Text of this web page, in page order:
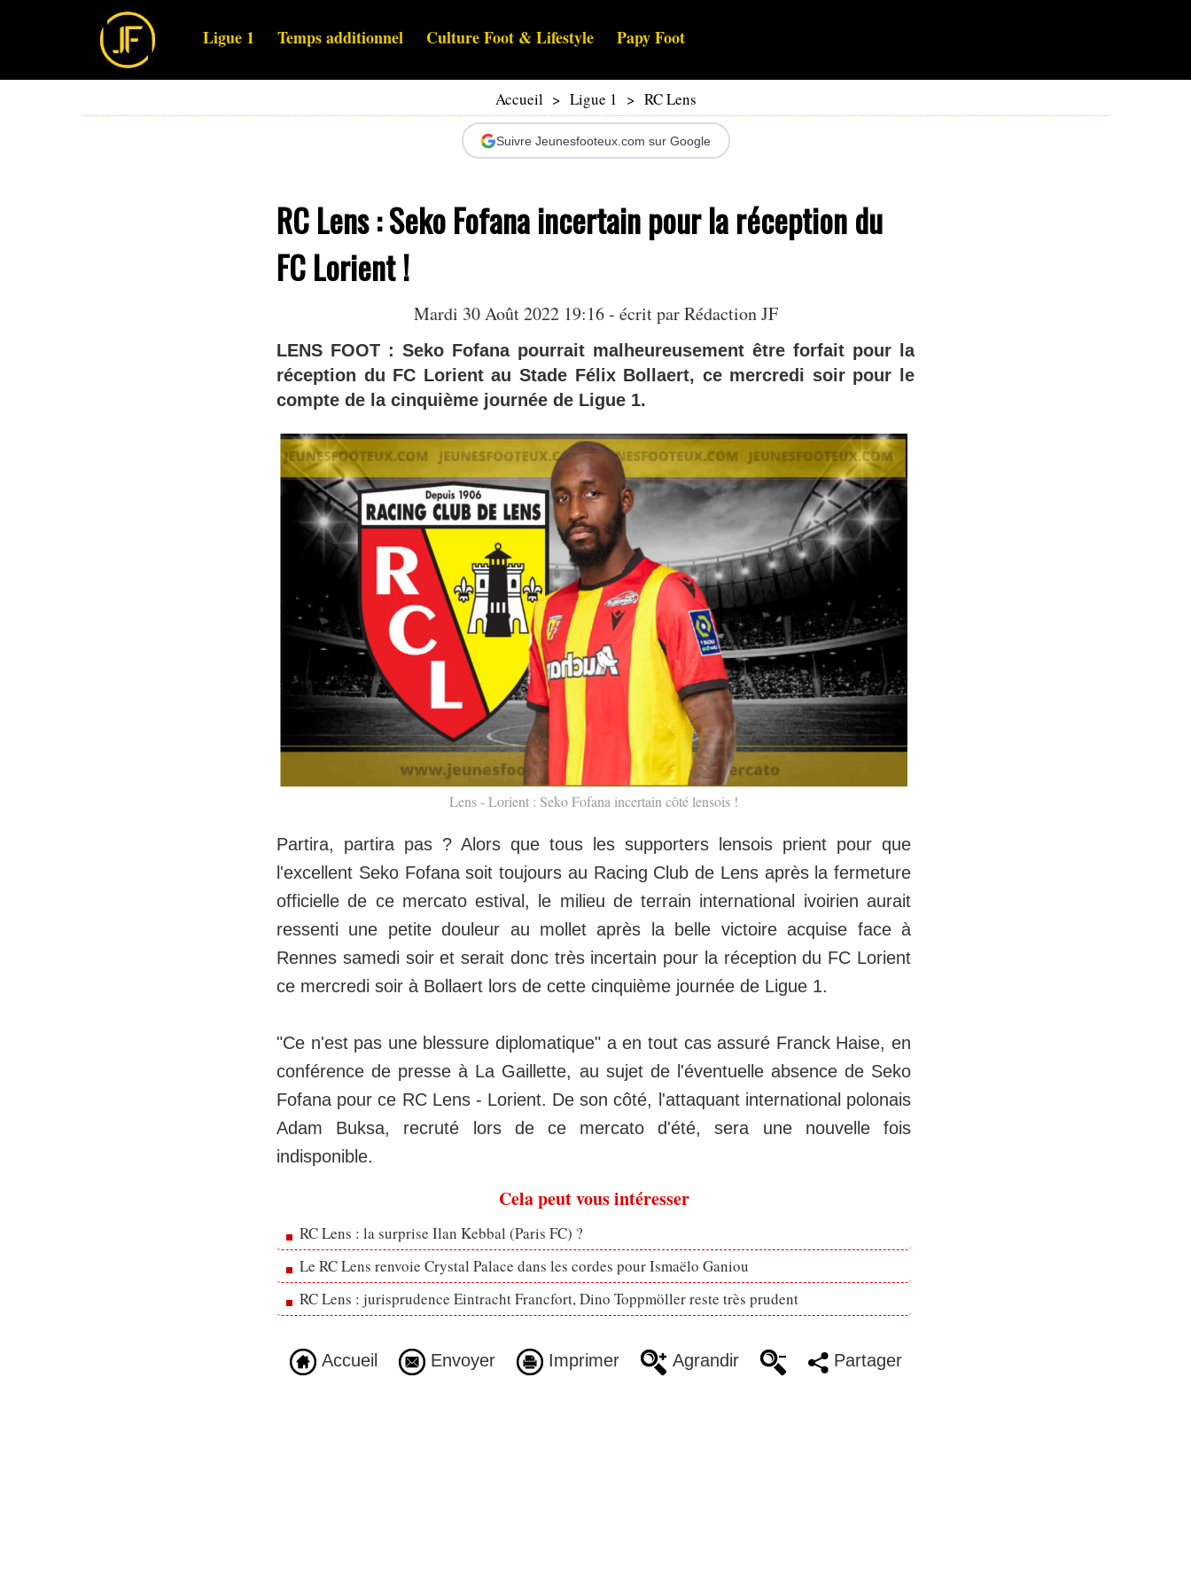
Ligue 1 Temps additionnel Culture Foot & Lifestyle Papy Foot
Accueil > Ligue 1 > RC Lens
Suivre Jeunesfooteux.com sur Google
RC Lens : Seko Fofana incertain pour la réception du
FC Lorient !
Mardi 30 Août 2022 19:16 - écrit par Rédaction JF
LENS FOOT : Seko Fofana pourrait malheureusement être forfait pour la
réception du FC Lorient au Stade Félix Bollaert, ce mercredi soir pour le
compte de la cinquième journée de Ligue 1.
Lens - Lorient : Seko Fofana incertain côté lensois !
Partira, partira pas ? Alors que tous les supporters lensois prient pour que
l'excellent Seko Fofana soit toujours au Racing Club de Lens après la fermeture
officielle de ce mercato estival, le milieu de terrain international ivoirien aurait
ressenti une petite douleur au mollet après la belle victoire acquise face à
Rennes samedi soir et serait donc très incertain pour la réception du FC Lorient
ce mercredi soir à Bollaert lors de cette cinquième journée de Ligue 1.
"Ce n'est pas une blessure diplomatique" a en tout cas assuré Franck Haise, en
conférence de presse à La Gaillette, au sujet de l'éventuelle absence de Seko
Fofana pour ce RC Lens - Lorient. De son côté, l'attaquant international polonais
Adam Buksa, recruté lors de ce mercato d'été, sera une nouvelle fois
indisponible.
Cela peut vous intéresser
RC Lens : la surprise Ilan Kebbal (Paris FC) ?
Le RC Lens renvoie Crystal Palace dans les cordes pour Ismaëlo Ganiou
RC Lens : jurisprudence Eintracht Francfort, Dino Toppmöller reste très prudent
Accueil Envoyer Imprimer Agrandir Partager